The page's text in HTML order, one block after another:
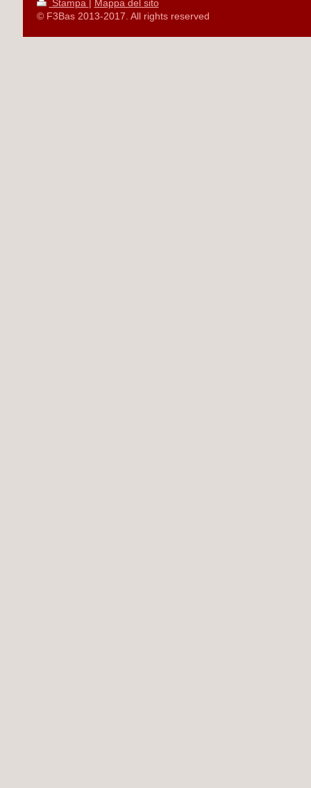
Stampa
Mappa del sito
© F3Bas 2013-2017. All rights reserved